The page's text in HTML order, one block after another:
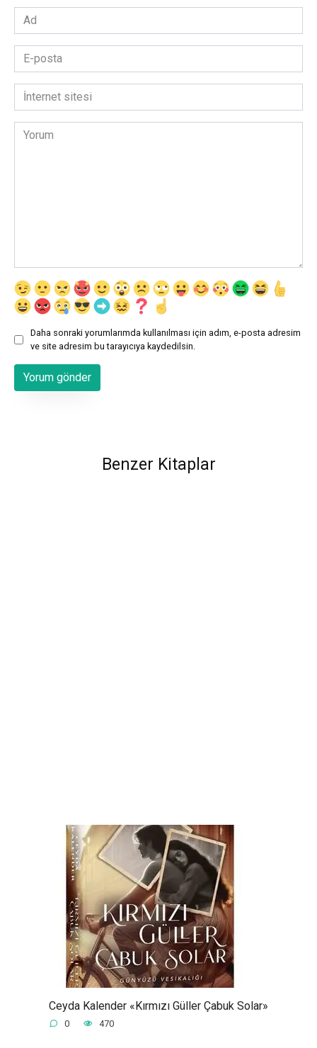
Ad
*
posta
*İnternet
sitesi
Yorum
Daha sonraki yorumlarımda kullanılması için adım, e-posta adresim
ve site adresim bu tarayıcıya kaydedilsin.
Benzer Kitaplar
Ceyda Kalender «Kırmızı Güller Çabuk Solar»
0 470